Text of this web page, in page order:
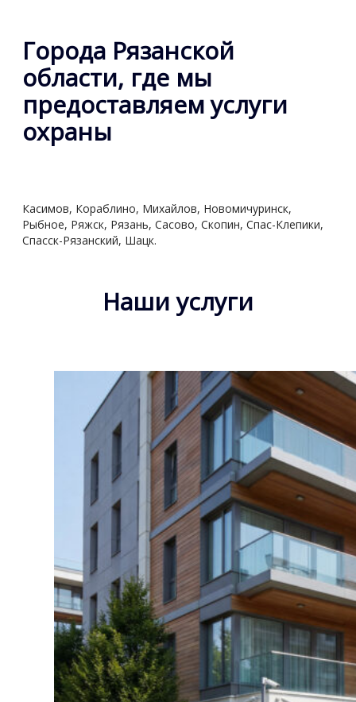
Города Рязанской
области, где мы
предоставляем услуги
охраны
Касимов, Кораблино, Михайлов, Новомичуринск,
Рыбное, Ряжск, Рязань, Сасово, Скопин, Спас-Клепики,
Спасск-Рязанский, Шацк.
Наши услуги